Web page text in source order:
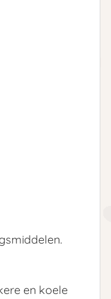
en koele